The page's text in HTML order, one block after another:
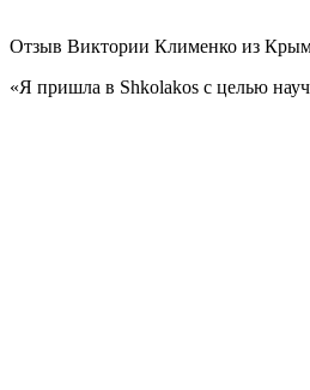
Отзыв Виктории Клименко из
«Я пришла в Shkolakos с целью